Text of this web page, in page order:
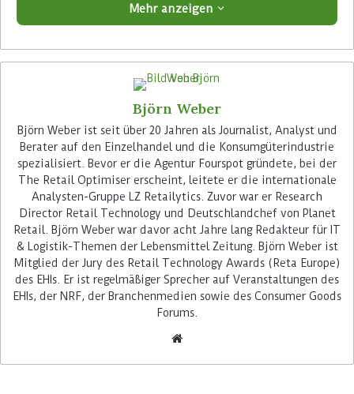
Codes an, die den Kunden durch Einscannen mit
dem Smartphone zu interaktiven
Produktbeschreibungen, technischen Daten und
Videos führt. Die Kunden können so leicht die
gesamte Produktkategorie im Online-Katalog
überblicken und auch die Verfügbarkeit von
Artikel im Online-Shop und auch in den Stores
sehen.
Advertisement
passt perfekt in unsere Roadmap und ist Teil der
digitalen Transformation unseres
Mehr anzeigen
Björn Weber
Björn Weber ist seit über 20 Jahren als Journalist, Analyst und
Berater auf den Einzelhandel und die Konsumgüterindustrie
spezialisiert. Bevor er die Agentur Fourspot gründete, bei der
The Retail Optimiser erscheint, leitete er die internationale
Analysten-Gruppe LZ Retailytics. Zuvor war er Research
Director Retail Technology und Deutschlandchef von Planet
Retail. Björn Weber war davor acht Jahre lang Redakteur für IT
& Logistik-Themen der Lebensmittel Zeitung. Björn Weber ist
Mitglied der Jury des Retail Technology Awards (Reta Europe)
des EHIs. Er ist regelmäßiger Sprecher auf Veranstaltungen des
EHIs, der NRF, der Branchenmedien sowie des Consumer Goods
Forums.